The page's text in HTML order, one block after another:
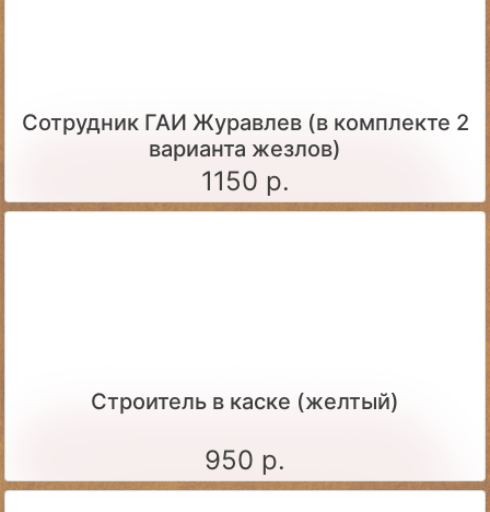
Сотрудник ГАИ Журавлев (в комплекте 2
варианта жезлов)
1150 р.
Строитель в каске (желтый)
950 р.